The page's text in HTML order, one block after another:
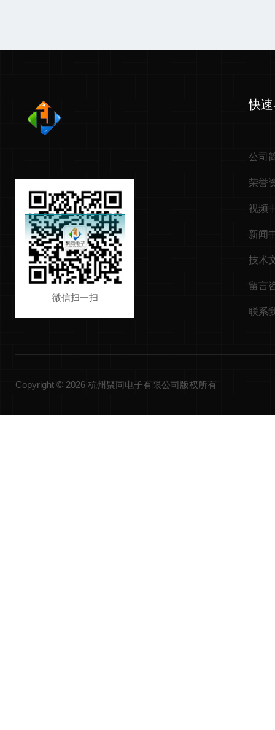
微信扫一扫
快
公司
荣誉
视频
新闻
技术
留言
联系
Copyright © 2026 杭州聚同电子有限公司版权所有